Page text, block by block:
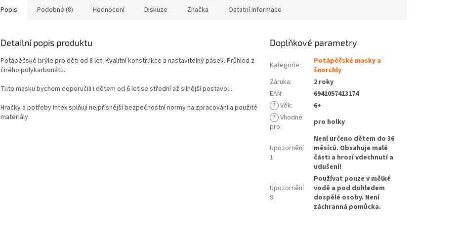
Popis Podobné (8) Hodnocení Diskuze Značka Ostatní informace
Detailní popis produktu
Potápěčské brýle pro děti od 8 let. Kvalitní konstrukce a nastavitelný pásek. Průhled z
čirého polykarbonátu.
Tuto masku bychom doporučili i dětem od 6 let se střední až silnější postavou.
Hračky a potřeby Intex splňují nejpřísnější bezpečnostní normy na zpracování a použité
materiály.
Doplňkové parametry
Kategorie:
Potápěčské masky a
šnorchly
Záruka:
2 roky
EAN:
6941057413174
? Věk:
6+
? Vhodné
pro: pro holky
Upozornění
1:
Není určeno dětem do 36
měsíců. Obsahuje malé
části a hrozí vdechnutí a
udušení!
Upozornění
9:
Používat pouze v mělké
vodě a pod dohledem
dospělé osoby. Není
záchranná pomůcka.